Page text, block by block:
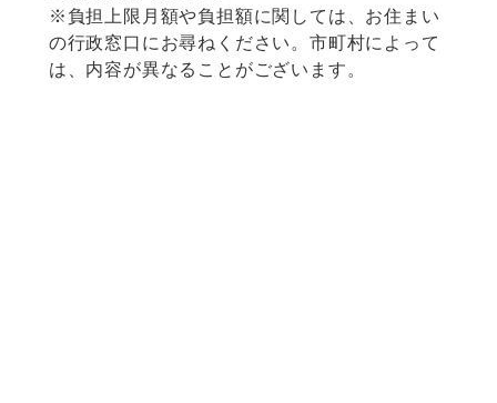
※負担上限月額や負担額に関しては、お住まい
の行政窓口にお尋ねください。市町村によって
は、内容が異なることがございます。